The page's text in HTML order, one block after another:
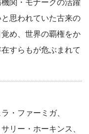
思われていた古来の
め、世界の覇権をか
すらもが危ぶまれて
・ファーミガ、
ー・ホーキンス、